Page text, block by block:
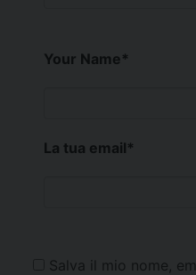
Your Name*
La tua email*
Salva il mio nome,